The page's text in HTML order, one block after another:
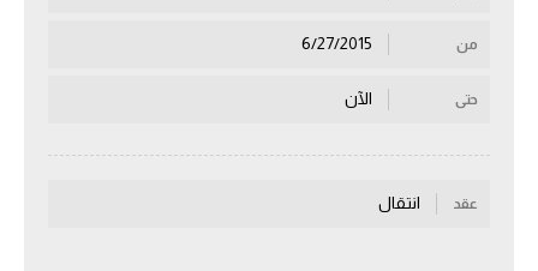
سعودي في الجول
من
حتى الآن
عقد انتقال